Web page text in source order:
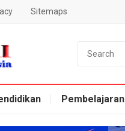
Sitemaps
Pembelajaran